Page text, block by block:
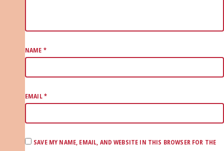
NAME *
EMAIL*
SAVE MY NAME, EMAIL, AND WEBSITE IN THIS BROWSER FOR THE